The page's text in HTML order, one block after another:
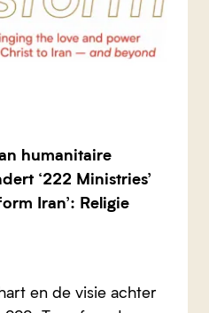
humanitaire
‘222 Ministries’
Iran’: Religie
en de visie achter